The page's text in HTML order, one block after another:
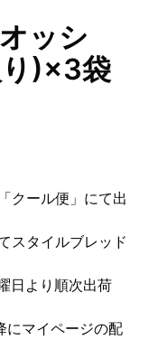
ッシ
)×3袋
クール便」にて出
スタイルブレッド
より順次出荷
にマイページの配